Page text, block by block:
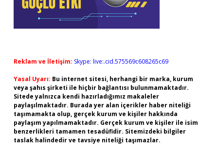
Reklam ve İletişim: Skype: live:.cid.575569c608265c69
Yasal Uyarı: Bu internet sitesi, herhangi bir marka, kurum
veya şahıs şirketi ile hiçbir bağlantısı bulunmamaktadır.
Sitede yalnızca kendi hazırladığımız makaleler
paylaşılmaktadır. Burada yer alan içerikler haber niteliği
taşımamakta olup, gerçek kurum ve kişiler hakkında
paylaşım yapılmamaktadır. Gerçek kurum ve kişiler ile isim
benzerlikleri tamamen tesadüfidir. Sitemizdeki bilgiler
taslak halindedir ve tavsiye niteliği taşımazlar.